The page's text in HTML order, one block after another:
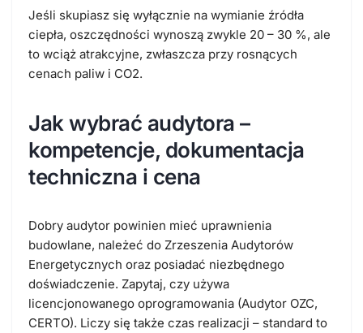
Jeśli skupiasz się wyłącznie na wymianie źródła
ciepła, oszczędności wynoszą zwykle 20 – 30 %, ale
to wciąż atrakcyjne, zwłaszcza przy rosnących
cenach paliw i CO2.
Jak wybrać audytora –
kompetencje, dokumentacja
techniczna i cena
Dobry audytor powinien mieć uprawnienia
budowlane, należeć do Zrzeszenia Audytorów
Energetycznych oraz posiadać niezbędnego
doświadczenie. Zapytaj, czy używa
licencjonowanego oprogramowania (Audytor OZC,
CERTO). Liczy się także czas realizacji – standard to